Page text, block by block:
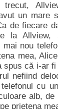
trecut,
un mare
de fiecare
la Allview,
nou
mea,
spus că i-ar
nefiind
cu
alb,
prietena